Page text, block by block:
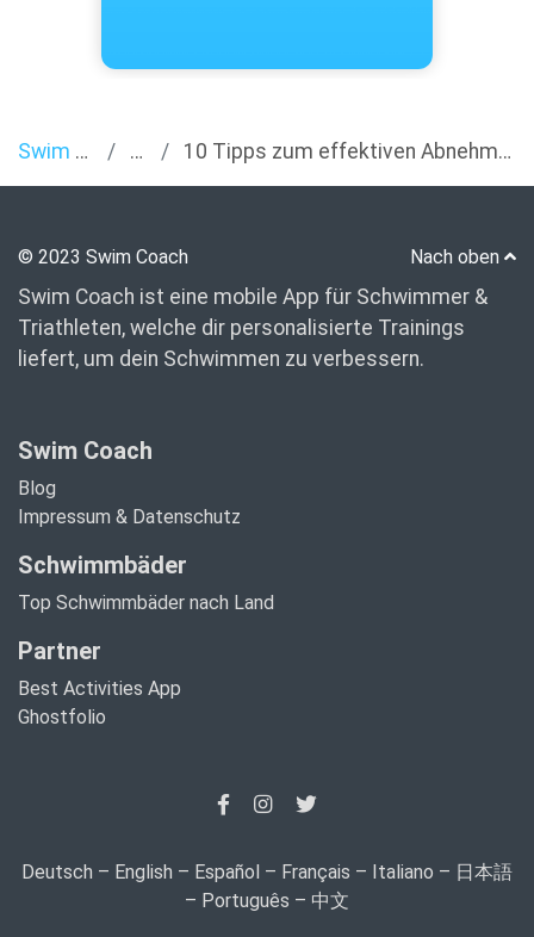
Swim Coach Blog 10 Tipps zum effektiven Abnehmen mit Schwimmen
Nach oben
© 2023 Swim Coach
Swim Coach ist eine mobile App für Schwimmer &
Triathleten, welche dir personalisierte Trainings
liefert, um dein Schwimmen zu verbessern.
Swim Coach
Blog
Impressum & Datenschutz
Schwimmbäder
Top Schwimmbäder nach Land
Partner
Best Activities App
Ghostfolio
Deutsch – English – Español – Français – Italiano – 日本語
– Português – 中文